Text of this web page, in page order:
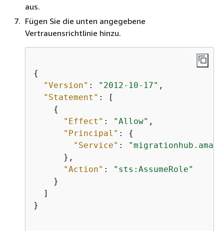
aus.
Fügen Sie die unten angegebene
Vertrauensrichtlinie hinzu.
{
"Version" : "2012-10-17" ,
"Statement" : [
{
"Effect" : "Allow" ,
"Principal" : {
"Service" :
      },
"Action" :
"sts:AssumeRole"
    }
  ]
}